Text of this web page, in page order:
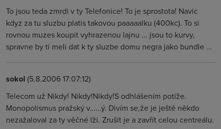
To jsou teda zmrdi v ty Telefonice! To je sprostota! Navic
kdyz za tu sluzbu platis takovou paaaaalku (400kc). To si
rovnou muzes koupit vyhrazenou lajnu ... jsou to kurvy,
spravne by ti meli dat k ty sluzbe domu negra jako bundle ...
sokol (5.8.2006 17:07:12)
Telecom už Nikdy! Nikdy!Nikdy!S odhlášením potíže.
Monopolismus pražský v......ý. Divím se,že je ještě někdo
nezažaloval za ty věčné lži. Zrušit je a zavřít celou centreálu.